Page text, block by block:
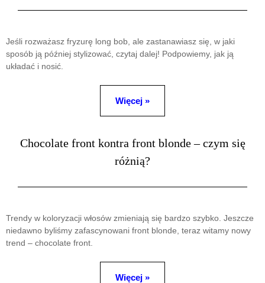
Jeśli rozważasz fryzurę long bob, ale zastanawiasz się, w jaki
sposób ją później stylizować, czytaj dalej! Podpowiemy, jak ją
układać i nosić.
Więcej »
Chocolate front kontra front blonde – czym się
różnią?
Trendy w koloryzacji włosów zmieniają się bardzo szybko. Jeszcze
niedawno byliśmy zafascynowani front blonde, teraz witamy nowy
trend – chocolate front.
Więcej »